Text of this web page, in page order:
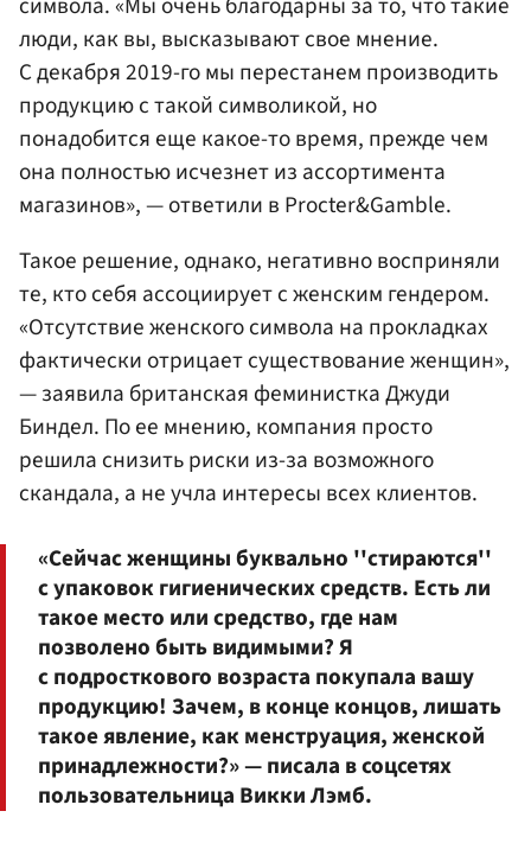
люди, как вы, высказывают свое мнение.
С декабря 2019-го мы перестанем производить
продукцию с такой символикой, но
понадобится еще какое-то время, прежде чем
она полностью исчезнет из ассортимента
магазинов», — ответили в Procter&Gamble.
Такое решение, однако, негативно восприняли
те, кто себя ассоциирует с женским гендером.
«Отсутствие женского символа на прокладках
фактически отрицает существование женщин»,
— заявила британская феминистка Джуди
Биндел. По ее мнению, компания просто
решила снизить риски из-за возможного
скандала, а не учла интересы всех клиентов.
«Сейчас женщины буквально ''стираются''
с упаковок гигиенических средств. Есть ли
такое место или средство, где нам
позволено быть видимыми? Я
с подросткового возраста покупала вашу
продукцию! Зачем, в конце концов, лишать
такое явление, как менструация, женской
принадлежности?» — писала в соцсетях
пользовательница Викки Лэмб.